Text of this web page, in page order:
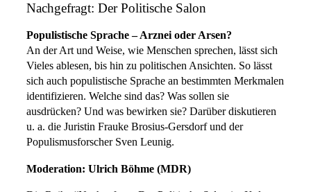
Nachgefragt: Der Politische Salon
Populistische Sprache – Arznei oder Arsen?
An der Art und Weise, wie Menschen sprechen, lässt sich
Vieles ablesen, bis hin zu politischen Ansichten. So lässt
sich auch populistische Sprache an bestimmten Merkmalen
identifizieren. Welche sind das? Was sollen sie
ausdrücken? Und was bewirken sie? Darüber diskutieren
u. a. die Juristin Frauke Brosius-Gersdorf und der
Populismusforscher Sven Leunig.
Moderation: Ulrich Böhme (MDR)